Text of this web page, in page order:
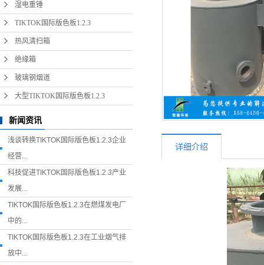
湿电重锤
TIKTOK国际版色板1.2.3
热风清扫箱
绝缘箱
玻璃钢烟道
大型TIKTOK国际版色板1.2.3
新闻资讯
浅谈转换TIKTOK国际版色板1.2.3企业
经营...
科技促进TIKTOK国际版色板1.2.3产业
发展...
TIKTOK国际版色板1.2.3在燃煤发电厂
中的...
TIKTOK国际版色板1.2.3在工业烟气排
放中...
详细介绍